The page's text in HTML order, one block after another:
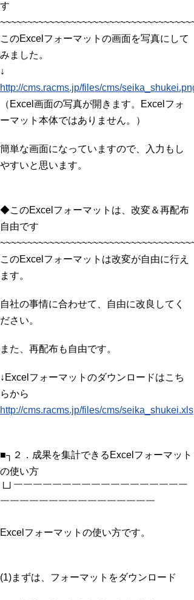
す
このExcelフォーマットの画面を写真にして
みました。
↓
http://cms.racms.jp/files/cms/seika_shukei.png
（Excel画面の写真が開きます。Excelフォ
ーマット本体ではありません。）
簡単な画面になっていますので、入力もし
やすいと思います。
◆このExcelフォーマットは、改変＆再配布
自由です
このExcelフォーマットは改変が自由に行え
ます。
自社の事情に合わせて、自由に改良してく
ださい。
また、再配布も自由です。
↓Excelフォーマットのダウンロードはこち
らから
http://cms.racms.jp/files/cms/seika_shukei.xls
■┐２．成果を集計できるExcelフォーマット
の使い方
└┘￣￣￣￣￣￣￣￣￣￣￣￣￣￣￣￣￣￣
￣￣￣￣￣￣￣￣￣￣￣￣￣￣￣￣
Excelフォーマットの使い方です。
(1)まずは、フォーマットをダウンロード